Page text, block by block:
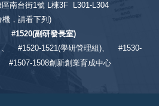
區南台街1號 L棟3F L301-L304
機，請看下列)
#1520(副研發長室)
#1520-1521(學研管理組)、
#1530-
#1507-1508創新創業育成中心